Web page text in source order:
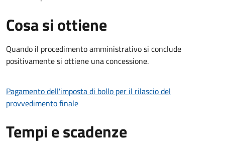
Cosa si ottiene
Quando il procedimento amministrativo si conclude
positivamente si ottiene una concessione.
Pagamento dell'imposta di bollo per il rilascio del
provvedimento finale
Tempi e scadenze